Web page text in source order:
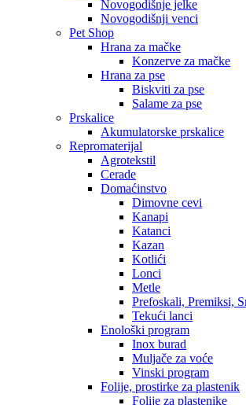
Novogodišnje jelke
Novogodišnji venci
Pet Shop
Hrana za mačke
Konzerve za mačke
Hrana za pse
Biskviti za pse
Salame za pse
Prskalice
Akumulatorske prskalice
Repromaterijal
Agrotekstil
Cerade
Domaćinstvo
Dimovne cevi
Kanapi
Katanci
Kazan
Kotlići
Lonci
Metle
Prefoskali, Premiksi,
Tekući lanci
Enološki program
Inox burad
Muljače za voće
Vinski program
Folije, prostirke za plastenik
Folije za plastenike